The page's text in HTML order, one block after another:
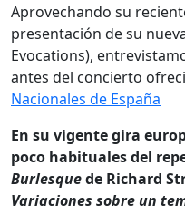
Aprovechando su
presentación de su
Evocations),
antes del concierto
Nacionales de España
En su vigente gira
poco habituales del
Burlesquede Richard
Variaciones sobre un